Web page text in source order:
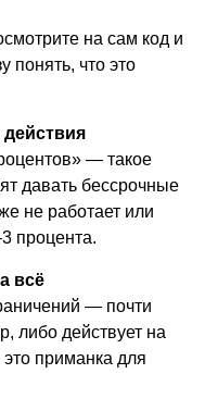
на сам код и
понять, что это
— такое
давать бессрочные
не работает или
процента.
всё
— почти
либо действует на
приманка для